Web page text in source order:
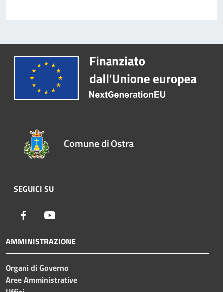
Comune di Ostra
SEGUICI SU
Facebook
AMMINISTRAZIONE
Organi di Governo
Aree Amministrative